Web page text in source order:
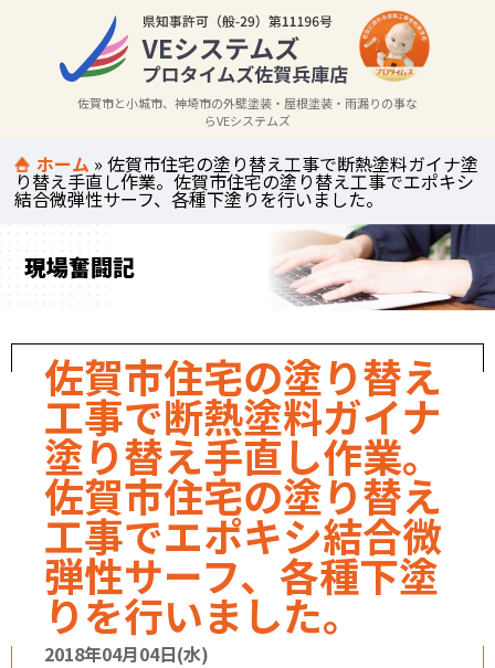
佐賀市と小城市、神埼市の外壁塗装・屋根塗装・雨漏りの事な
らVEシステムズ
ホーム »佐賀市住宅の塗り替え工事で断熱塗料ガイナ塗
り替え手直し作業。佐賀市住宅の塗り替え工事でエポキシ
結合微弾性サーフ、各種下塗りを行いました。
現場奮闘記
佐賀市住宅の塗り替え
工事で断熱塗料ガイナ
塗り替え手直し作業。
佐賀市住宅の塗り替え
工事でエポキシ結合微
弾性サーフ、各種下塗
りを行いました。
2018年04月04日(水)